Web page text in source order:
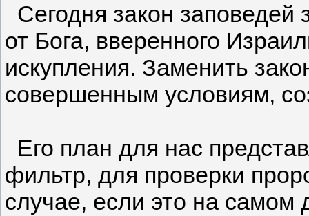
Сегодня закон заповедей
от Бога, вверенного
искупления. Заменить
совершенным условиям,
Его план для нас
фильтр, для проверки
случае, если это на